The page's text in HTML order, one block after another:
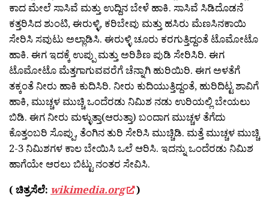
ಕಾದ ಮೇಲೆ ಸಾಸಿವೆ ಮತ್ತು ಉದ್ದಿನ ಬೇಳೆ ಹಾಕಿ. ಸಾಸಿವೆ ಸಿಡಿದೊಡನೆ
ಕತ್ತರಿಸಿದ ಶುಂಟಿ, ಈರುಳ್ಳಿ, ಕರಿಬೇವು ಮತ್ತು ಹಸಿರು ಮೆಣಸಿನಕಾಯಿ
ಸೇರಿಸಿ ಸವುಟು ಅಲ್ಲಾಡಿಸಿ. ಈರುಳ್ಳಿ ಚೂರು ಕರಗುತ್ತಿದ್ದಂತೆ ಟೊಮೋಟೊ
ಹಾಕಿ. ಈಗ ಇದಕ್ಕೆ ಉಪ್ಪು ಮತ್ತು ಅರಿಶಿಣ ಪುಡಿ ಸೇರಿಸಿರಿ. ಈಗ
ಟೊಮೋಟೊ ಮೆತ್ತಗಾಗುವವರೆಗೆ ಚೆನ್ನಾಗಿ ಹುರಿಯಿರಿ. ಈಗ ಅಳತೆಗೆ
ತಕ್ಕಂತೆ ನೀರು ಹಾಕಿ ಕುದಿಸಿರಿ. ನೀರು ಕುದಿಯುತ್ತಿದ್ದಂತೆ, ಹುರಿದಿಟ್ಟ ಶಾವಿಗೆ
ಹಾಕಿ, ಮುಚ್ಚಳ ಮುಚ್ಚಿ ಒಂದೆರಡು ನಿಮಿಶ ನಡು ಉರಿಯಲ್ಲಿ ಬೇಯಲು
ಬಿಡಿ. ಈಗ ನೀರು ಮಳ್ಳುತ್ತಾ(ಆರುತ್ತಾ) ಬಂದಾಗ ಮುಚ್ಚಳ ತೆಗೆದು
ಕೊತ್ತಂಬರಿ ಸೊಪ್ಪು, ತೆಂಗಿನ ತುರಿ ಸೇರಿಸಿ ಮುಚ್ಚಿಡಿ. ಮತ್ತೆ ಮುಚ್ಚಳ ಮುಚ್ಚಿ
2-3 ನಿಮಿಶಗಳ ಕಾಲ ಬೇಯಿಸಿ ಒಲೆ ಆರಿಸಿ. ಇದನ್ನು ಒಂದೆರಡು ನಿಮಿಶ
ಹಾಗೆಯೇ ಆರಲು ಬಿಟ್ಟು ನಂತರ ಸೇವಿಸಿ.
( ಚಿತ್ರಸೆಲೆ: wikimedia.org )